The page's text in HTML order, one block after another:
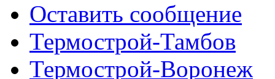
Оставить сообщение
Термострой-Тамбов
Термострой-Воронеж